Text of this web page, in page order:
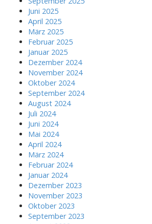
Juni 2025
April 2025
März 2025
Februar 2025
Januar 2025
Dezember 2024
November 2024
Oktober 2024
September 2024
August 2024
Juli 2024
Juni 2024
Mai 2024
April 2024
März 2024
Februar 2024
Januar 2024
Dezember 2023
November 2023
Oktober 2023
September 2023